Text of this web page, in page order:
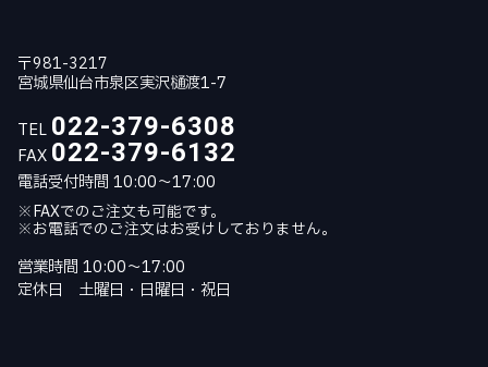
〒981-3217
宮城県仙台市泉区実沢樋渡1-7
TEL 022-379-6308
FAX 022-379-6132
電話受付時間 10:00～17:00
※FAXでのご注文も可能です。
※お電話でのご注文はお受けしておりません。
営業時間 10:00～17:00
定休日 土曜日・日曜日・祝日